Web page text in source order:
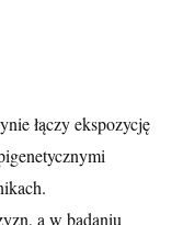
łączy ekspozycję
a w badaniu